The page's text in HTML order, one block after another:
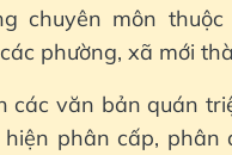
chuyên môn
phường, xã mới
các văn bản quán
phân cấp, phân